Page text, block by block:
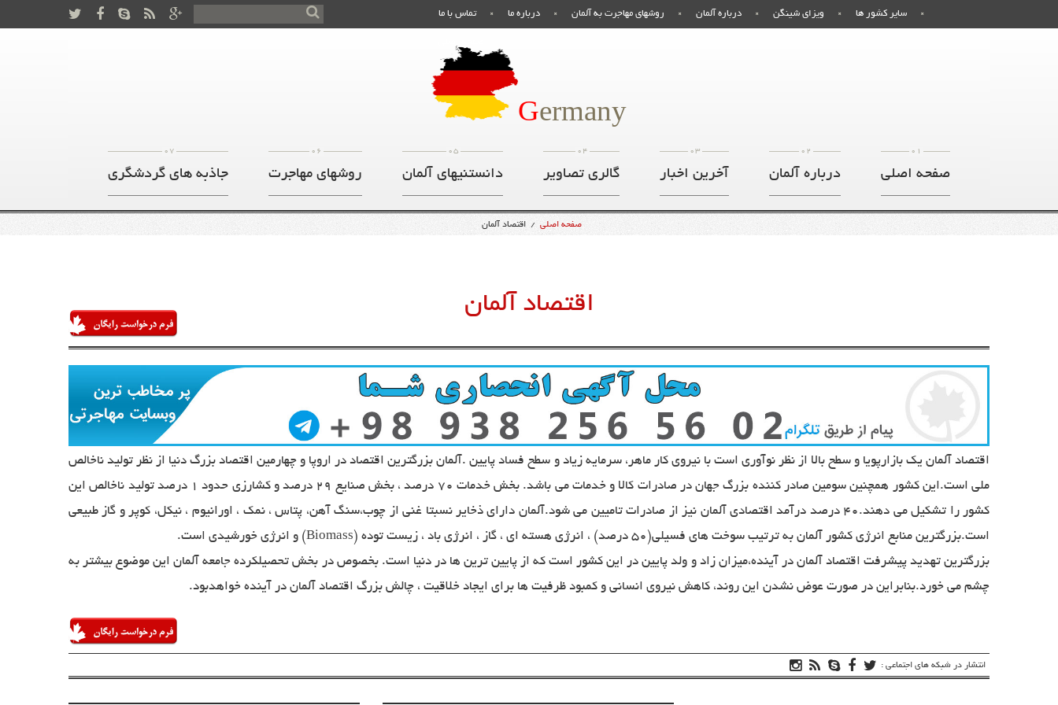
تماس با ما درباره ما روشهای مهاجرت به آلمان درباره آلمان ویزای شینگن سایر کشور ها
Germany
07
جاذبه های گردشگری
06
روشهای مهاجرت
05
دانستنیهای آلمان
04
گالری تصاویر
03
آخرین اخبار
02
درباره آلمان
01
صفحه اصلی
صفحه اصلی /اقتصاد آلمان
اقتصاد آلمان
اقتصاد آلمان یک بازارپویا و سطح بالا از نظر نوآوری است با نیروی کار ماهر، سرمایه زیاد و سطح فساد پایین .آلمان بزرگترین اقتصاد در اروپا و چهارمین اقتصاد بزرگ دنیا از نظر تولید ناخالص
ملی است.این کشور همچنین سومین صادر کننده بزرگ جهان در صادرات کالا و خدمات می باشد. بخش خدمات 70 درصد ، بخش صنایع 29 درصد و کشارزی حدود 1 درصد تولید ناخالص این
کشور را تشکیل می دهند.40 درصد درآمد اقتصادی آلمان نیز از صادرات تامیین می شود.آلمان دارای ذخایر نسبتا غنی از چوب،سنگ آهن، پتاس ، نمک ، اورانیوم ، نیکل، کوپر و گاز طبیعی
است.بزرگترین منابع انرژی کشور آلمان به ترتیب سوخت های فسیلی(50 درصد) ، انرژی هسته ای ، گاز ، انرژی باد ، زیست توده (Biomass) و انرژی خورشیدی است.
بزرگترین تهدید پیشرفت اقتصاد آلمان در آینده،میزان زاد و ولد پایین در این کشور است که از پایین ترین ها در دنیا است. بخصوص در بخش تحصیلکرده جامعه آلمان این موضوع بیشتر به
چشم می خورد.بنابراین در صورت عوض نشدن این روند، کاهش نیروی انسانی و کمبود ظرفیت ها برای ایجاد خلاقیت ، چالش بزرگ اقتصاد آلمان در آینده خواهدبود.
انتشار در شبکه های اجتماعی :